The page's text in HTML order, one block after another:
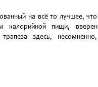
на всё то лучшее, что
калорийной пищи, вверен
здесь, несомненно,